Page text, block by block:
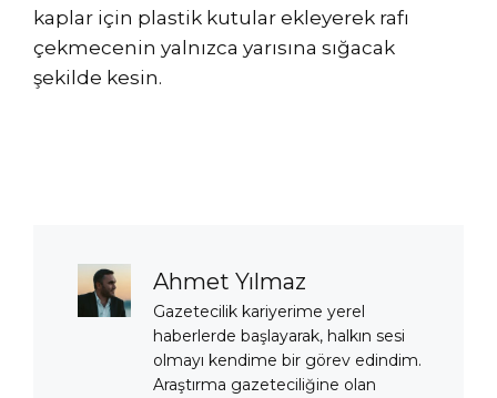
kaplar için plastik kutular ekleyerek rafı
çekmecenin yalnızca yarısına sığacak
şekilde kesin.
Ahmet Yılmaz
Gazetecilik kariyerime yerel
haberlerde başlayarak, halkın sesi
olmayı kendime bir görev edindim.
Araştırma gazeteciliğine olan